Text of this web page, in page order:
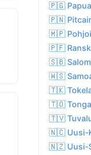
🇵🇬
🇵🇳
🇲🇵
🇵🇫
🇸🇧
🇼🇸
🇹🇰
🇹🇴 Tonga
🇹🇻
🇳🇨 Uusi-
🇳🇿 Uusi-